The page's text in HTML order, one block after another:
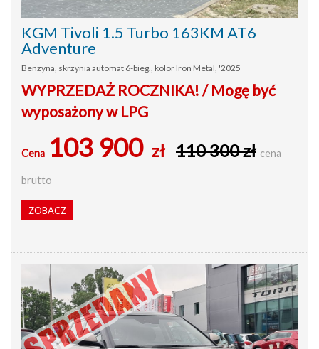
KGM Tivoli 1.5 Turbo 163KM AT6
Adventure
Benzyna, skrzynia automat 6-bieg., kolor Iron Metal, '2025
WYPRZEDAŻ ROCZNIKA! / Mogę być
wyposażony w LPG
Cena 103 900 zł 110 300 zł cena
brutto
ZOBACZ